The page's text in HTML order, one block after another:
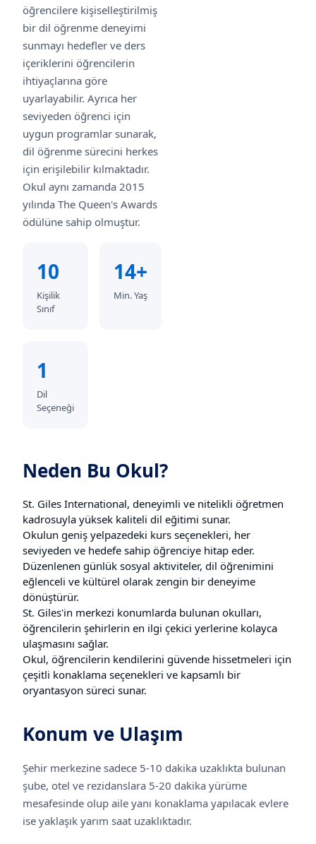
öğrencilere kişiselleştirilmiş
bir dil öğrenme deneyimi
sunmayı hedefler ve ders
içeriklerini öğrencilerin
ihtiyaçlarına göre
uyarlayabilir. Ayrıca her
seviyeden öğrenci için
uygun programlar sunarak,
dil öğrenme sürecini herkes
için erişilebilir kılmaktadır.
Okul aynı zamanda 2015
yılında The Queen's Awards
ödülüne sahip olmuştur.
10
Kişilik
Sınıf
14+
Min. Yaş
1
Dil
Seçeneği
Neden Bu Okul?
St. Giles International, deneyimli ve nitelikli öğretmen
kadrosuyla yüksek kaliteli dil eğitimi sunar.
Okulun geniş yelpazedeki kurs seçenekleri, her
seviyeden ve hedefe sahip öğrenciye hitap eder.
Düzenlenen günlük sosyal aktiviteler, dil öğrenimini
eğlenceli ve kültürel olarak zengin bir deneyime
dönüştürür.
St. Giles'in merkezi konumlarda bulunan okulları,
öğrencilerin şehirlerin en ilgi çekici yerlerine kolayca
ulaşmasını sağlar.
Okul, öğrencilerin kendilerini güvende hissetmeleri için
çeşitli konaklama seçenekleri ve kapsamlı bir
oryantasyon süreci sunar.
Konum ve Ulaşım
Şehir merkezine sadece 5-10 dakika uzaklıkta bulunan
şube, otel ve rezidanslara 5-20 dakika yürüme
mesafesinde olup aile yanı konaklama yapılacak evlere
ise yaklaşık yarım saat uzaklıktadır.